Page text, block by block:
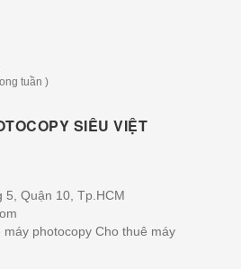
tuần )
SIÊU VIỆT
5, Quận 10, Tp.HCM
máy photocopy Cho thuê máy